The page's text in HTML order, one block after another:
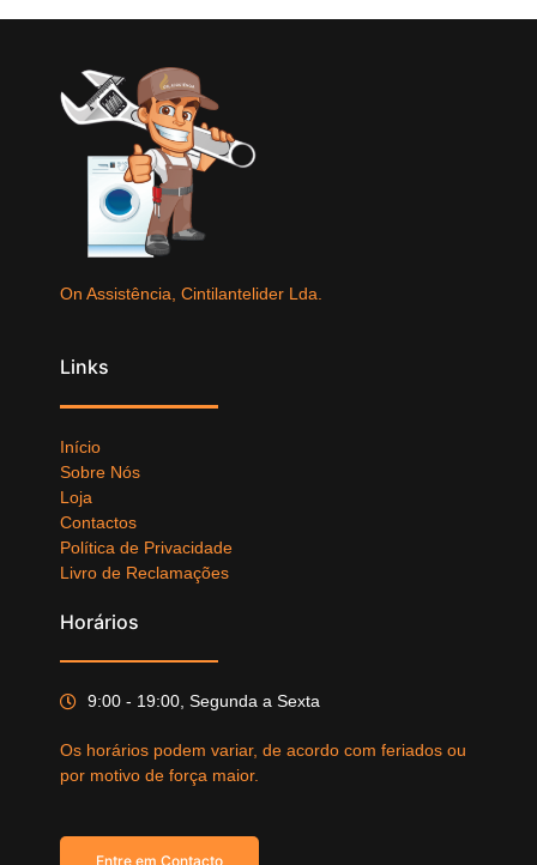
On Assistência, Cintilantelider Lda.
Links
Início
Sobre Nós
Loja
Contactos
Política de Privacidade
Livro de Reclamações
Horários
9:00 - 19:00, Segunda a Sexta
Os horários podem variar, de acordo com feriados ou
por motivo de força maior.
Entre em Contacto